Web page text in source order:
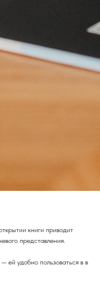
книги приводит
представления.
ей удобно пользоваться в в